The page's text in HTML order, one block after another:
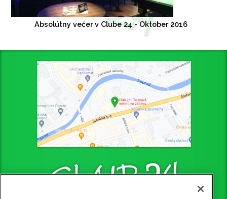
Absolútny večer v Clube 24 - Oktober 2016